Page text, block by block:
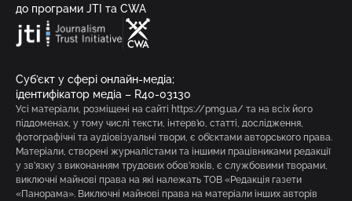
до програми JTI та CWA
Суб’єкт у сфері онлайн-медіа;
ідентифікатор медіа – R40-03130
Усі матеріали, розміщені на сайті https://pmg.ua/ та на всіх його
піддоменах, у тому числі тексти, інтерв’ю, статті, дослідження,
фотографічні та аудіовізуальні твори, є об’єктами авторського права.
Матеріали, створені журналістами та іншими працівниками редакції
у зв’язку з виконанням трудових обов’язків, є службовими творами,
виключні майнові права на які належать ТОВ «Редакція газети
«Панорама». Виключні майнові права на матеріали інших авторів